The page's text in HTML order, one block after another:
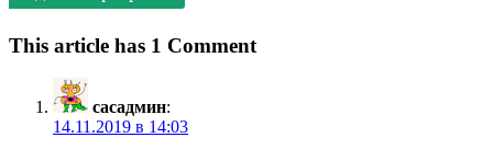
This article has 1 Comment
сасадмин:
14.11.2019 в 14:03